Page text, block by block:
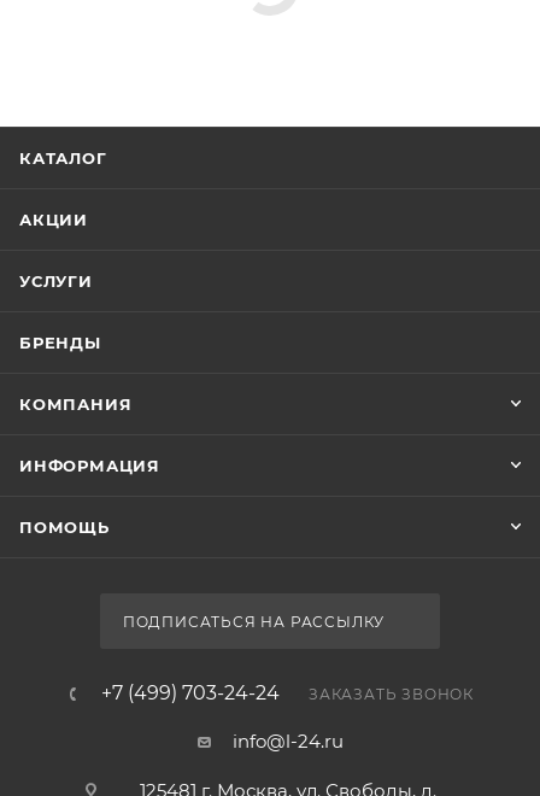
Сушилки для белья
современный
Монтаж
Полка Timo Selene 17072/00 хром